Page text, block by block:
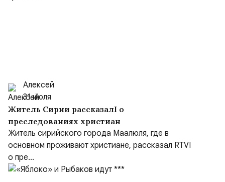
Алексей
31 июля
Житель Сирии рассказалI о
преследованиях христиан
Житель сирийского города Маалюля, где в
основном проживают христиане, рассказал RTVI
о пре...